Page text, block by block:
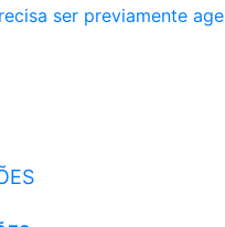
ser previamente